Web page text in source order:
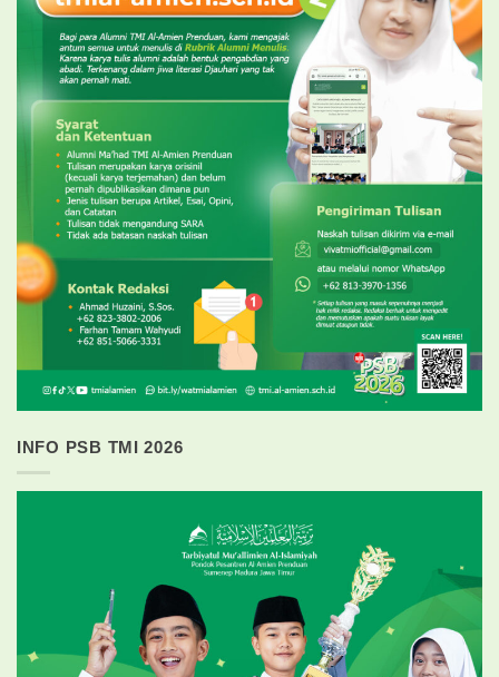
INFO PSB TMI 2026